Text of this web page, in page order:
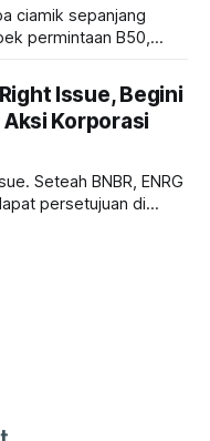
ciamik sepanjang
permintaan B50,
2027. Kira-kira gimana
dilirik sektor ini?
Issue, Begini
Korporasi
Seteah BNBR, ENRG
persetujuan di